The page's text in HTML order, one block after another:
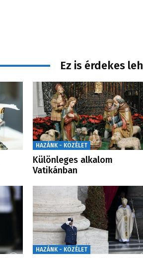
Ez is érdekes
HAZÁNK - KÖZÉLET
Különleges alkalom
Vatikánban
HAZÁNK - KÖZÉLET